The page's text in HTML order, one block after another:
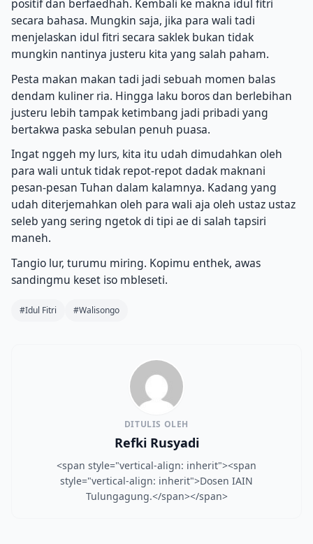
positif dan berfaedhah. Kembali ke makna idul fitri
secara bahasa. Mungkin saja, jika para wali tadi
menjelaskan idul fitri secara saklek bukan tidak
mungkin nantinya justeru kita yang salah paham.
Pesta makan makan tadi jadi sebuah momen balas
dendam kuliner ria. Hingga laku boros dan berlebihan
justeru lebih tampak ketimbang jadi pribadi yang
bertakwa paska sebulan penuh puasa.
Ingat nggeh my lurs, kita itu udah dimudahkan oleh
para wali untuk tidak repot-repot dadak maknani
pesan-pesan Tuhan dalam kalamnya. Kadang yang
udah diterjemahkan oleh para wali aja oleh ustaz ustaz
seleb yang sering ngetok di tipi ae di salah tapsiri
maneh.
Tangio lur, turumu miring. Kopimu enthek, awas
sandingmu keset iso mbleseti.
#Idul Fitri #Walisongo
DITULIS OLEH
Refki Rusyadi
<span style="vertical-align: inherit"><span
style="vertical-align: inherit">Dosen IAIN
Tulungagung.</span></span>